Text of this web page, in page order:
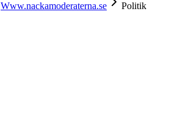
Www.nackamoderaterna.se Politik